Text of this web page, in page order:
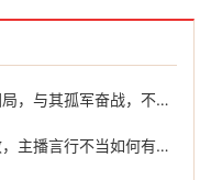
让第三方帮忙投诉为你打开破局之门
有效投诉？这份维权指南请收好